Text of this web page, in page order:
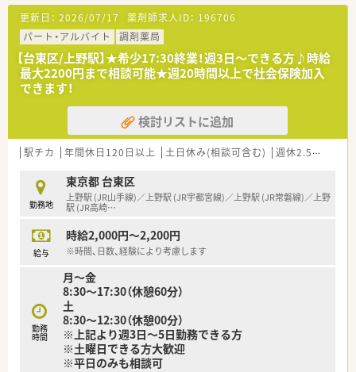
更新日： 2026/07/17 薬剤師求人ID： 196706
パート・アルバイト
調剤薬局
【台東区/上野駅】★希少17:30終業！週3日～できる方♪時給
最大2200円まで相談可能★週20時間以上で社会保険加入
できます！
検討リストに追加
駅チカ 年間休日120日以上 土日休み(相談可含む) 週休2.5日以上
勤務地
東京都 台東区
上野駅 (JR山手線)／上野駅 (JR宇都宮線)／上野駅 (JR常磐線)／上野
駅 (JR高崎…
給与
時給2,000円～2,200円
※時間、日数、経験により考慮します
勤務
時間
月～金
8:30～17:30（休憩60分）
土
8:30～12:30（休憩00分）
※上記より週3日～5日勤務できる方
※土曜日できる方大歓迎
※平日のみも相談可